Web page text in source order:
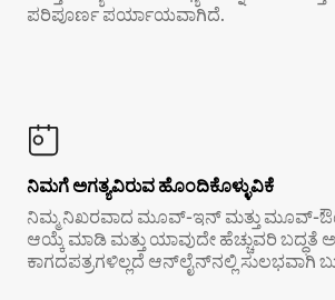
ಪರಿಪೂರ್ಣ ಪರ್ಯಾಯವಾಗಿದೆ.
ನಿಮಗೆ ಅಗತ್ಯವಿರುವ ಹೊಂದಿಕೊಳ್ಳುವಿಕೆ
ನಿಮ್ಮ ನಿಖರವಾದ ಮೂವ್-ಇನ್ ಮತ್ತು ಮೂವ್-
ಆಯ್ಕೆ ಮಾಡಿ ಮತ್ತು ಯಾವುದೇ ಹೆಚ್ಚುವರಿ ಬದ್ಧತೆ
ಕಾಗದಪತ್ರಗಳಿಲ್ಲದೆ ಆನ್‌ಲೈನ್‌ನಲ್ಲಿ ಸುಲಭವಾಗಿ